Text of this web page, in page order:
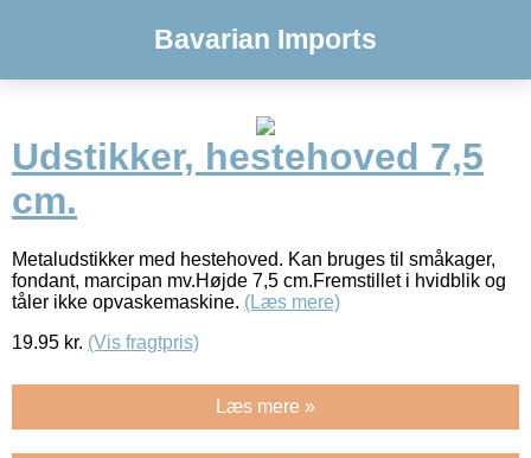
Bavarian Imports
Udstikker, hestehoved 7,5
cm.
Metaludstikker med hestehoved. Kan bruges til småkager,
fondant, marcipan mv.Højde 7,5 cm.Fremstillet i hvidblik og
tåler ikke opvaskemaskine. (Læs mere)
19.95 kr. (Vis fragtpris)
Læs mere »